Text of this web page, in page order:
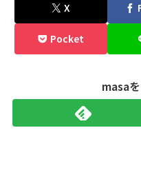
X
Pocket
masa